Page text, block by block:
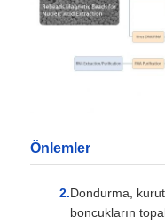
Önlemler
Dondurma,
boncukların